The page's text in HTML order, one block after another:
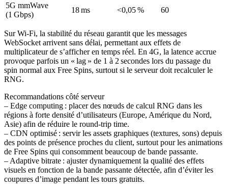
5G mmWave
(1 Gbps)
18 ms <0,05 % 60
Sur Wi‑Fi, la stabilité du réseau garantit que les messages
WebSocket arrivent sans délai, permettant aux effets de
multiplicateur de s’afficher en temps réel. En 4G, la latence accrue
provoque parfois un « lag » de 1 à 2 secondes lors du passage du
spin normal aux Free Spins, surtout si le serveur doit recalculer le
RNG.
Recommandations côté serveur
– Edge computing : placer des nœuds de calcul RNG dans les
régions à forte densité d’utilisateurs (Europe, Amérique du Nord,
Asie) afin de réduire le round‑trip time.
– CDN optimisé : servir les assets graphiques (textures, sons) depuis
des points de présence proches du client, surtout pour les animations
de Free Spins qui consomment beaucoup de bande passante.
– Adaptive bitrate : ajuster dynamiquement la qualité des effets
visuels en fonction de la bande passante détectée, afin d’éviter les
coupures d’image pendant les tours gratuits.